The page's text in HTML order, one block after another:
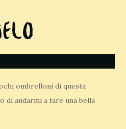
ombrelloni di questa
di andarmi a fare una bella